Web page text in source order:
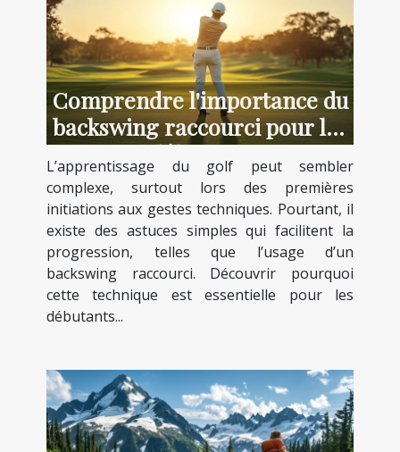
Comprendre l'importance du
backswing raccourci pour les
débutants
L’apprentissage du golf peut sembler
complexe, surtout lors des premières
initiations aux gestes techniques. Pourtant, il
existe des astuces simples qui facilitent la
progression, telles que l’usage d’un
backswing raccourci. Découvrir pourquoi
cette technique est essentielle pour les
débutants...